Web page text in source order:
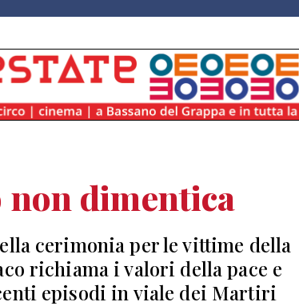
non dimentica
cerimonia per le vittime della
richiama i valori della pace e
episodi in viale dei Martiri